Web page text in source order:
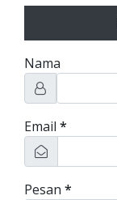
Nama
Email *
Pesan *